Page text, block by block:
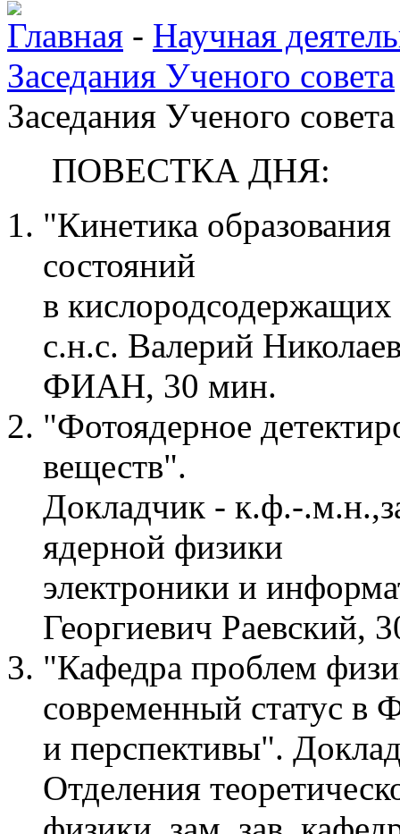
Главная - Научная
Заседания Ученого совета
Заседания Ученого
ПОВЕСТКА ДНЯ:
"Кинетика
состояний
в
с.н.с. Валерий
ФИАН, 30 мин.
"Фотоядерное
веществ".
Докладчик - к.ф.-
ядерной физики
электроники и
Георгиевич Раевский,
"Кафедра проблем
современный статус
и перспективы".
Отделения